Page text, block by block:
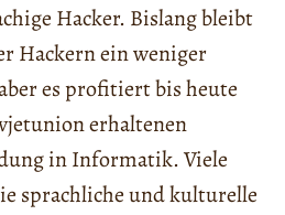
Hacker. Bislang bleibt
Hackern ein weniger
es profitiert bis heute
erhaltenen
in Informatik. Viele
sprachliche und kulturelle